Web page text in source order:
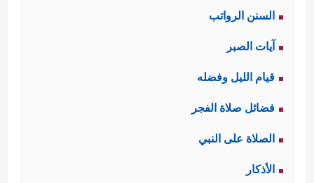
السنن الرواتب
آيات الصبر
قيام الليل وفضله
فضائل صلاة الفجر
الصلاة على النبي
الأذكار